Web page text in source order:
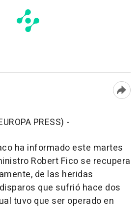
PRESS) -
ha informado este martes
Robert Fico se recupera
de las heridas
que sufrió hace dos
tuvo que ser operado en